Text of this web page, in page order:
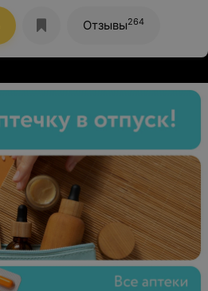
Отзывы264